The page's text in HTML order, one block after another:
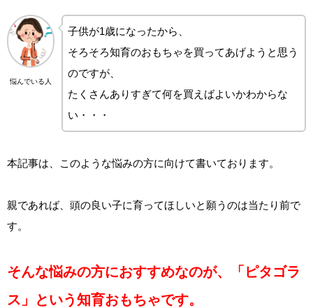
悩んでいる人
子供が1歳になったから、
そろそろ知育のおもちゃを買ってあげようと思う
のですが、
たくさんありすぎて何を買えばよいかわからな
い・・・
本記事は、このような悩みの方に向けて書いております。
親であれば、頭の良い子に育ってほしいと願うのは当たり前で
す。
そんな悩みの方におすすめなのが、「ピタゴラ
ス」という知育おもちゃです。